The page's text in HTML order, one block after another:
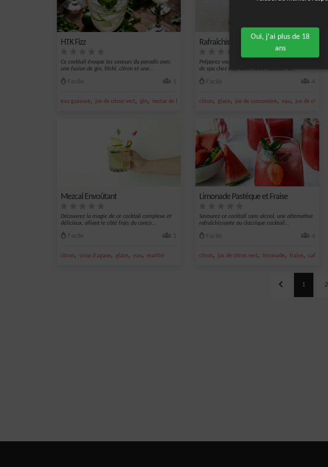
HTK Fizz
Ce cocktail évoque les saveurs du paradis avec
une fusion de gin, litchi, citron et une...
Facile 1
eau gazeuse, jus de citron vert, gin, nectar de litchi coriandre
Rafraîchissement au Concombre
Préparez-vous à vivre une véritable expérience
de spa chez vous avec notre cocktail raf...
Facile 4
citron, glace, jus de concombre, eau, jus de citron
Mezcal Envoûtant
Découvrez la magie de ce cocktail complexe et
délicieux, alliant le côté frais du conco...
Facile 1
citron, sirop d'agave, glace, eau, martini
Limonade Pastèque et Fraise
Savourez ce cocktail sans alcool, une alternative
rafraîchissante au classique cocktail...
Facile 4
citron, jus de citron vert, limonade, fraise, café
1 2
Oui, j'ai plus de 18
ans